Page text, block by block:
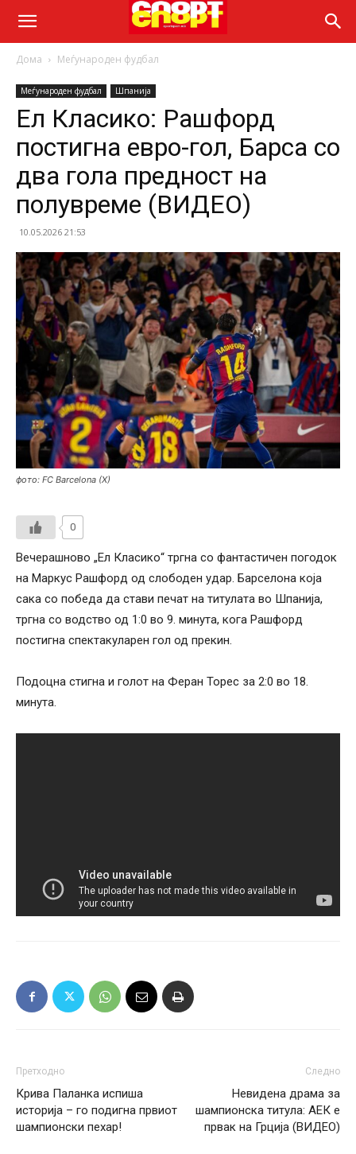
Дома Меѓународен фудбал
Меѓународен фудбал Шпанија
Ел Класико: Рашфорд
постигна евро-гол, Барса со
два гола предност на
полувреме (ВИДЕО)
10.05.2026 21:53
фото: FC Barcelona (X)
0
Вечерашново „Ел Класико“ тргна со фантастичен погодок
на Маркус Рашфорд од слободен удар. Барселона која
сака со победа да стави печат на титулата во Шпанија,
тргна со водство од 1:0 во 9. минута, кога Рашфорд
постигна спектакуларен гол од прекин.
Подоцна стигна и голот на Феран Торес за 2:0 во 18.
минута.
Претходно
Крива Паланка испиша
историја – го подигна првиот
шампионски пехар!
Следно
Невидена драма за
шампионска титула: АЕК е
првак на Грција (ВИДЕО)